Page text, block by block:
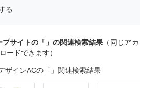
る
サイトの「」の関連検索結果 （同じアカ
ードできます）
ザインACの「」関連検索結果